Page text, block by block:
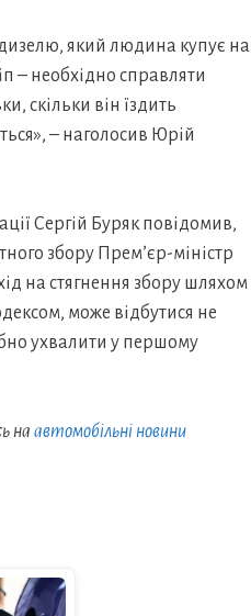
дизелю, який людина купує на
– необхідно справляти
скільки він їздить
– наголосив Юрій
Сергій Буряк повідомив,
збору Прем’єр-міністр
на стягнення збору шляхом
може відбутися не
ухвалити у першому
на автомобільні новини